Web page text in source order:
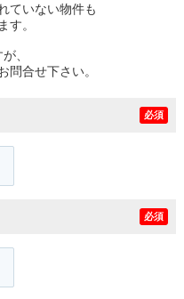
ていない物件も
す。
、
問合せ下さい。
必須
必須